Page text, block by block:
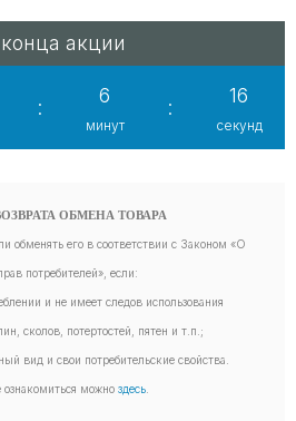
акции
:
6
минут
:
16
секунд
ОБМЕНА ТОВАРА
обменять его в соответствии с Законом «О
потребителей», если:
и не имеет следов использования
сколов, потертостей, пятен и т.п.;
вид и свои потребительские свойства.
ознакомиться можно здесь